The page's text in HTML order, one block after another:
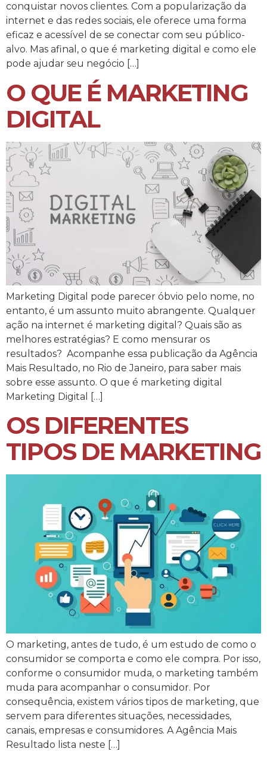
conquistar novos clientes. Com a popularização da
internet e das redes sociais, ele oferece uma forma
eficaz e acessível de se conectar com seu público-
alvo. Mas afinal, o que é marketing digital e como ele
pode ajudar seu negócio […]
O QUE É MARKETING
DIGITAL
Marketing Digital pode parecer óbvio pelo nome, no
entanto, é um assunto muito abrangente. Qualquer
ação na internet é marketing digital? Quais são as
melhores estratégias? E como mensurar os
resultados? Acompanhe essa publicação da Agência
Mais Resultado, no Rio de Janeiro, para saber mais
sobre esse assunto. O que é marketing digital
Marketing Digital […]
OS DIFERENTES
TIPOS DE MARKETING
O marketing, antes de tudo, é um estudo de como o
consumidor se comporta e como ele compra. Por isso,
conforme o consumidor muda, o marketing também
muda para acompanhar o consumidor. Por
consequência, existem vários tipos de marketing, que
servem para diferentes situações, necessidades,
canais, empresas e consumidores. A Agência Mais
Resultado lista neste […]